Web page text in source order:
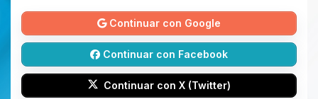
Continuar con Google
Continuar con Facebook
Continuar con X (Twitter)